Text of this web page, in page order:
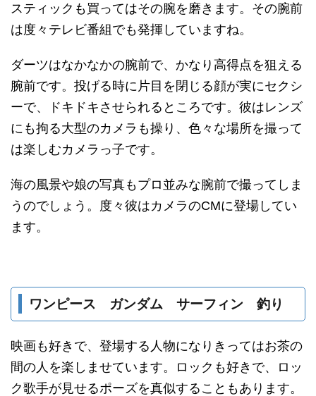
スティックも買ってはその腕を磨きます。その腕前
は度々テレビ番組でも発揮していますね。
ダーツはなかなかの腕前で、かなり高得点を狙える
腕前です。投げる時に片目を閉じる顔が実にセクシ
ーで、ドキドキさせられるところです。彼はレンズ
にも拘る大型のカメラも操り、色々な場所を撮って
は楽しむカメラっ子です。
海の風景や娘の写真もプロ並みな腕前で撮ってしま
うのでしょう。度々彼はカメラのCMに登場してい
ます。
ワンピース ガンダム サーフィン 釣り
映画も好きで、登場する人物になりきってはお茶の
間の人を楽しませています。ロックも好きで、ロッ
ク歌手が見せるポーズを真似することもあります。